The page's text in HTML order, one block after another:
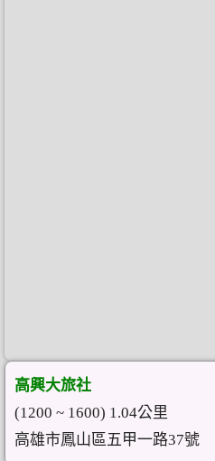
高興大旅社
(1200 ~ 1600) 1.04公里
高雄市鳳山區五甲一路37號